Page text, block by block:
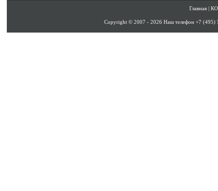
Главная |
Copyright © 2007 - 2026 Наш телефон +7